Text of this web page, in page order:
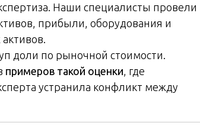
Наши специалисты провели
прибыли, оборудования и
доли по рыночной стоимости.
примеров такой оценки , где
устранила конфликт между